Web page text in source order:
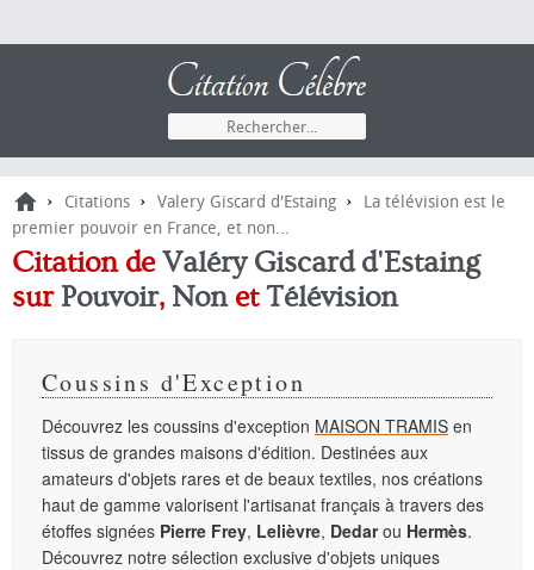
› Citations › Valery Giscard d'Estaing ›
La télévision est le
premier pouvoir en France, et non...
Citation deValéry Giscard d'Estaing
sur Pouvoir, NonetTélévision
Coussins d'Exception
Découvrez les coussins d'exception MAISON TRAMIS en
tissus de grandes maisons d'édition. Destinées aux
amateurs d'objets rares et de beaux textiles, nos créations
haut de gamme valorisent l'artisanat français à travers des
étoffes signées Pierre Frey, Lelièvre, Dedarou Hermès.
Découvrez notre sélection exclusive d'objets uniques